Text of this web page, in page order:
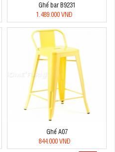
Ghế bar B9231
1.489.000 VNĐ
Ghế A07
844.000 VNĐ